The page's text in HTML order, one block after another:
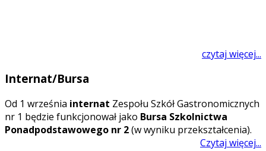
czytaj więcej...
Internat/Bursa
Od 1 września internat Zespołu Szkół Gastronomicznych
nr 1 będzie funkcjonował jako Bursa Szkolnictwa
Ponadpodstawowego nr 2(w wyniku przekształcenia).
Czytaj więcej...